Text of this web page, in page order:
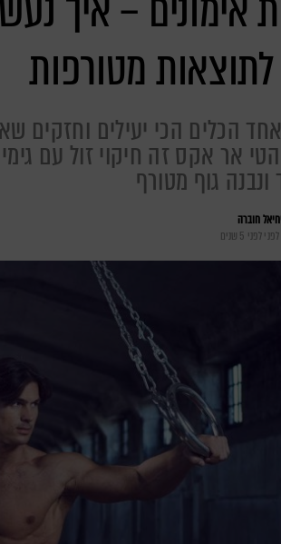
לתוצאות מטורפות
הכלים הכי יעילים
אר אקס זה חיקוי זול עם
ונבנה גוף מטורף
חוברה
לפני 5 שנים